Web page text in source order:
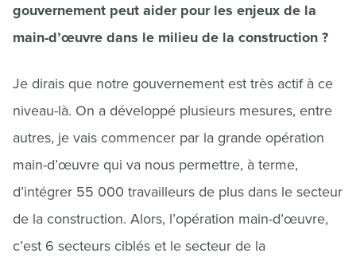
gouvernement peut aider pour les enjeux de la
main-d’œuvre dans le milieu de la construction ?
Je dirais que notre gouvernement est très actif à ce
niveau-là. On a développé plusieurs mesures, entre
autres, je vais commencer par la grande opération
main-d’œuvre qui va nous permettre, à terme,
d’intégrer 55 000 travailleurs de plus dans le secteur
de la construction. Alors, l’opération main-d’œuvre,
c’est 6 secteurs ciblés et le secteur de la